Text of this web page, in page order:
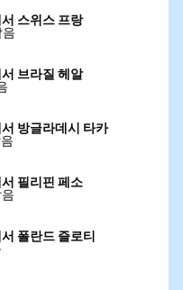
스위스 프랑
음
브라질 헤알
방글라데시 타카
필리핀 페소
폴란드 즐로티